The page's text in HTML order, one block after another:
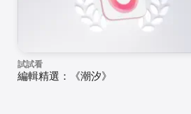
試試看
編輯精選：《潮汐》